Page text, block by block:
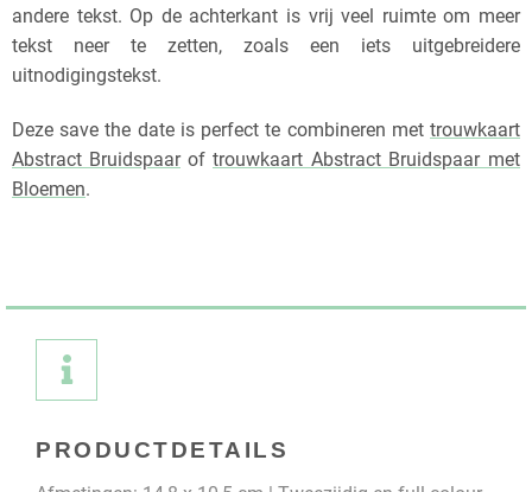
andere tekst. Op de achterkant is vrij veel ruimte om meer
tekst neer te zetten, zoals een iets uitgebreidere
uitnodigingstekst.
Deze save the date is perfect te combineren met trouwkaart
Abstract Bruidspaarof trouwkaart Abstract Bruidspaar met
Bloemen.
PRODUCTDETAILS